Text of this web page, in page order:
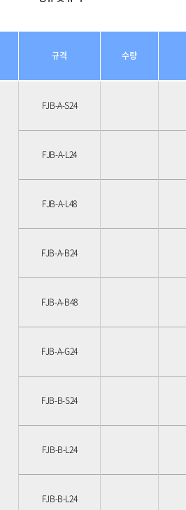
규격 수량
FJB-A-S24
FJB-A-L24
FJB-A-L48
FJB-A-B24
FJB-A-B48
FJB-A-G24
FJB-B-S24
FJB-B-L24
FJB-B-L24